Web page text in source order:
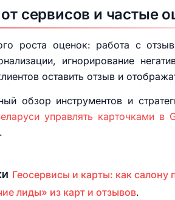
сервисов и частые
роста оценок: работа с
игнорирование
оставить отзыв и
обзор инструментов и
управлять карточками в
Геосервисы и карты: как
лиды» из карт и отзывов.